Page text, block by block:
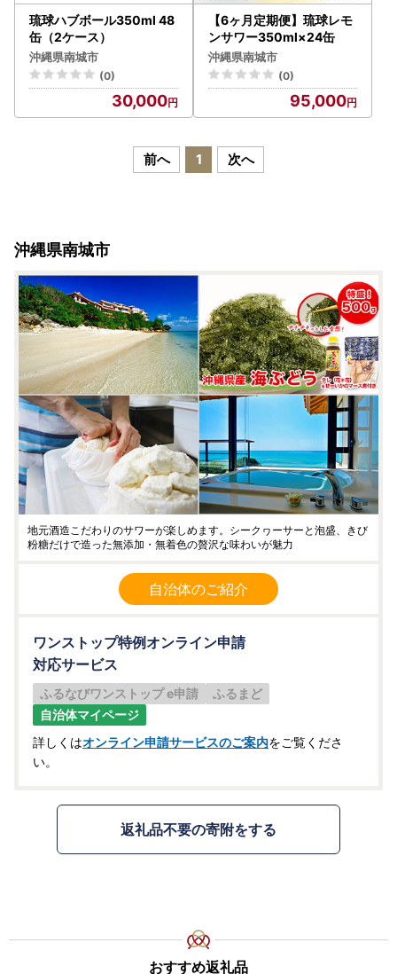
琉球ハブボール350ml 48
缶（2ケース）
沖縄県南城市
(0)
30,000
【6ヶ月定期便】琉球レモ
ンサワー350ml×24缶
沖縄県南城市
(0)
95,000
前へ 1 次へ
沖縄県南城市
地元酒造こだわりのサワーが楽しめます。シークヮーサーと泡盛、きび
粉糖だけで造った無添加・無着色の贅沢な味わいが魅力
自治体のご紹介
ワンストップ特例オンライン申請
対応サービス
ふるなびワンストップ e申請
ふるまど
自治体マイページ
詳しくはオンライン申請サービスのご案内をご覧くださ
い。
返礼品不要の寄附をする
おすすめ返礼品